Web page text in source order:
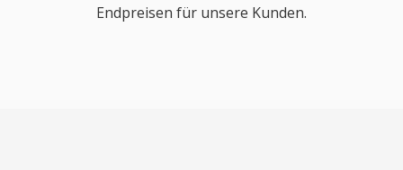
Endpreisen für unsere Kunden.